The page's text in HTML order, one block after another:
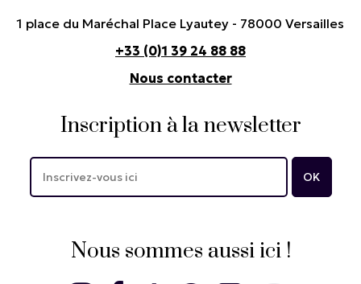
1 place du Maréchal Place Lyautey - 78000 Versailles
+33 (0)1 39 24 88 88
Nous contacter
Inscription à la newsletter
Nous sommes aussi ici !